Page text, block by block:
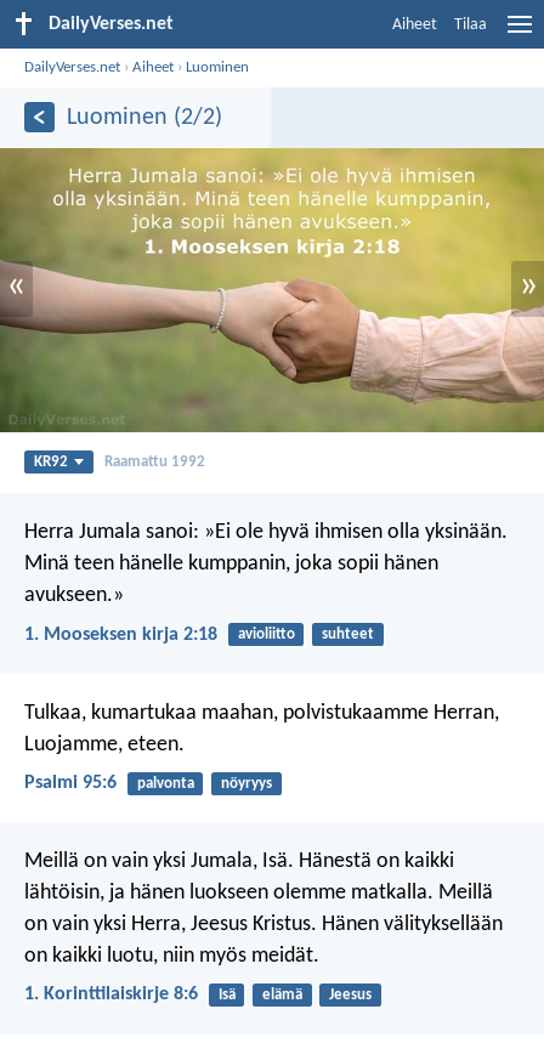
DailyVerses.net Aiheet Tilaa
DailyVerses.net ›Aiheet ›Luominen
Luominen (2/2)
« »
KR92 Raamattu 1992
Herra Jumala sanoi: »Ei ole hyvä ihmisen olla yksinään.
Minä teen hänelle kumppanin, joka sopii hänen
avukseen.»
1. Mooseksen kirja 2:18 avioliitto suhteet
Tulkaa, kumartukaa maahan, polvistukaamme Herran,
Luojamme, eteen.
Psalmi 95:6 palvonta nöyryys
Meillä on vain yksi Jumala, Isä. Hänestä on kaikki
lähtöisin, ja hänen luokseen olemme matkalla. Meillä
on vain yksi Herra, Jeesus Kristus. Hänen välityksellään
on kaikki luotu, niin myös meidät.
1. Korinttilaiskirje 8:6 Isä elämä Jeesus